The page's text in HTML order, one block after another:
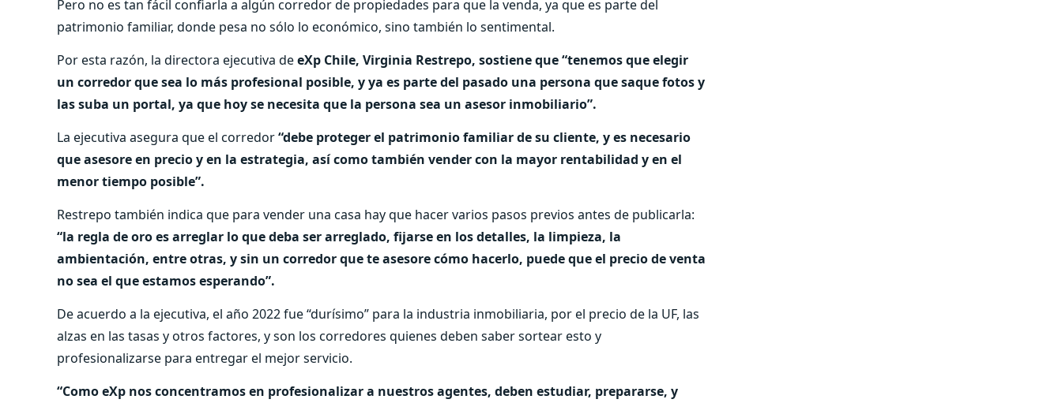
Pero no es tan fácil confiarla a algún corredor de propiedades para que la venda, ya que es parte del
patrimonio familiar, donde pesa no sólo lo económico, sino también lo sentimental.
Por esta razón, la directora ejecutiva deeXp Chile, Virginia Restrepo, sostiene que “tenemos que elegir
un corredor que sea lo más profesional posible, y ya es parte del pasado una persona que saque fotos y
las suba un portal, ya que hoy se necesita que la persona sea un asesor inmobiliario”.
La ejecutiva asegura que el corredor“debe proteger el patrimonio familiar de su cliente, y es necesario
que asesore en precio y en la estrategia, así como también vender con la mayor rentabilidad y en el
menor tiempo posible”.
Restrepo también indica que para vender una casa hay que hacer varios pasos previos antes de publicarla:
“la regla de oro es arreglar lo que deba ser arreglado, fijarse en los detalles, la limpieza, la
ambientación, entre otras, y sin un corredor que te asesore cómo hacerlo, puede que el precio de venta
no sea el que estamos esperando”.
De acuerdo a la ejecutiva, el año 2022 fue “durísimo” para la industria inmobiliaria, por el precio de la UF, las
alzas en las tasas y otros factores, y son los corredores quienes deben saber sortear esto y
profesionalizarse para entregar el mejor servicio.
“Como eXp nos concentramos en profesionalizar a nuestros agentes, deben estudiar, prepararse, y